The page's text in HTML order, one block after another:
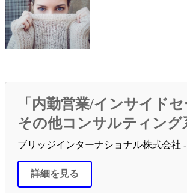
「内勤営業/インサイド
その他コンサルティング
ブリッジインターナショナル株式会社
詳細を見る